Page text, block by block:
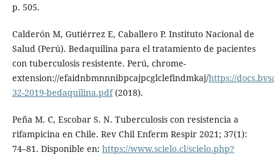
p. 505.
Calderón M, Gutiérrez E, Caballero P. Instituto Nacional de
Salud (Perú). Bedaquilina para el tratamiento de pacientes
con tuberculosis resistente. Perú, chrome-
extension://efaidnbmnnnibpcajpcglclefindmkaj/https://
32-2019-bedaquilina.pdf(2018).
Peña M. C, Escobar S. N. Tuberculosis con resistencia a
rifampicina en Chile. Rev Chil Enferm Respir 2021; 37(1):
74–81. Disponible en: https://www.scielo.cl/scielo.php?